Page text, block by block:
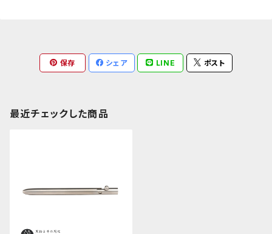
保存 シェア LINE ポスト
最近チェックした商品